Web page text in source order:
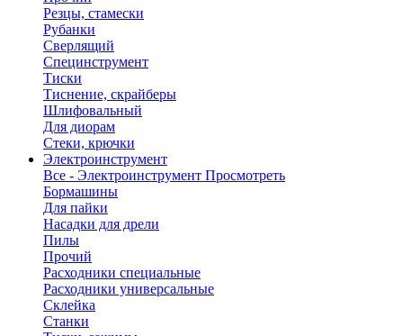
Резцы, стамески
Рубанки
Сверлящий
Специнструмент
Тиски
Тиснение, скрайберы
Шлифовальный
Для диорам
Стеки, крючки
Электроинструмент
Все - Электроинструмент Просмотреть
Бормашины
Для пайки
Насадки для дрели
Пилы
Прочий
Расходники специальные
Расходники универсальные
Склейка
Станки